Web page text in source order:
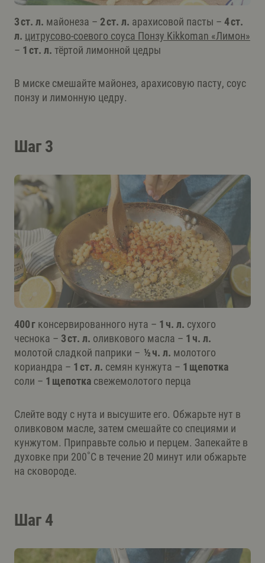
3 ст. л. майонеза – 2 ст. л. арахисовой пасты – 4 ст.
л. цитрусово-соевого соуса Понзу Kikkoman «Лимон»
– 1 ст. л. тёртой лимонной цедры
В миске смешайте майонез, арахисовую пасту, соус
понзу и лимонную цедру.
Шаг 3
400 г консервированного нута – 1 ч. л. сухого
чеснока – 3 ст. л. оливкового масла – 1 ч. л.
молотой сладкой паприки – ½ ч. л. молотого
кориандра – 1 ст. л. семян кунжута – 1 щепотка
соли – 1 щепотка свежемолотого перца
Слейте воду с нута и высушите его. Обжарьте нут в
оливковом масле, затем смешайте со специями и
кунжутом. Приправьте солью и перцем. Запекайте в
духовке при 200˚C в течение 20 минут или обжарьте
на сковороде.
Шаг 4